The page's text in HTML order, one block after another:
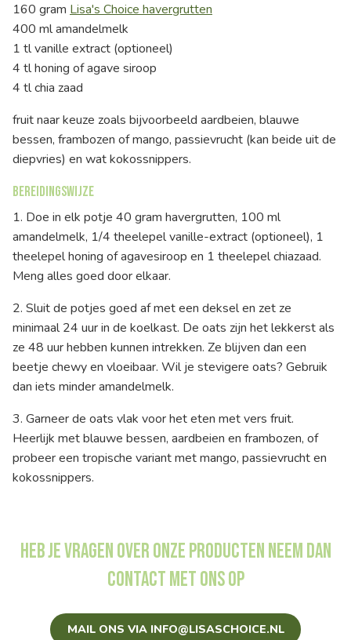
160 gram Lisa's Choice havergrutten
400 ml amandelmelk
1 tl vanille extract (optioneel)
4 tl honing of agave siroop
4 tl chia zaad
fruit naar keuze zoals bijvoorbeeld aardbeien, blauwe
bessen, frambozen of mango, passievrucht (kan beide uit de
diepvries) en wat kokossnippers.
Bereidingswijze
1. Doe in elk potje 40 gram havergrutten, 100 ml
amandelmelk, 1/4 theelepel vanille-extract (optioneel), 1
theelepel honing of agavesiroop en 1 theelepel chiazaad.
Meng alles goed door elkaar.
2. Sluit de potjes goed af met een deksel en zet ze
minimaal 24 uur in de koelkast. De oats zijn het lekkerst als
ze 48 uur hebben kunnen intrekken. Ze blijven dan een
beetje chewy en vloeibaar. Wil je stevigere oats? Gebruik
dan iets minder amandelmelk.
3. Garneer de oats vlak voor het eten met vers fruit.
Heerlijk met blauwe bessen, aardbeien en frambozen, of
probeer een tropische variant met mango, passievrucht en
kokossnippers.
Heb je vragen over onze producten neem dan
contact met ons op
MAIL ONS VIA INFO@LISASCHOICE.NL